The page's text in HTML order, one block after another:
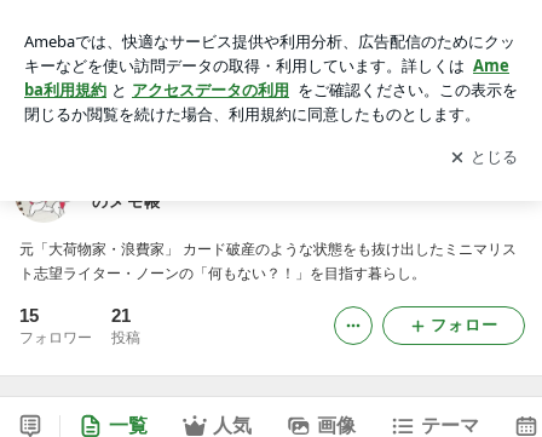
アプリをダウンロードして ブログの更新通知
を受け取りまし
ょう。
開く
のメモ帳
元「大荷物家・浪費家」 カード破産のような状態をも抜け出したミニマリス
ト志望ライター・ノーンの「何もない？！」を目指す暮らし。
15
フォロワー
21
投稿
フォロー
一覧 人気 画像 テーマ